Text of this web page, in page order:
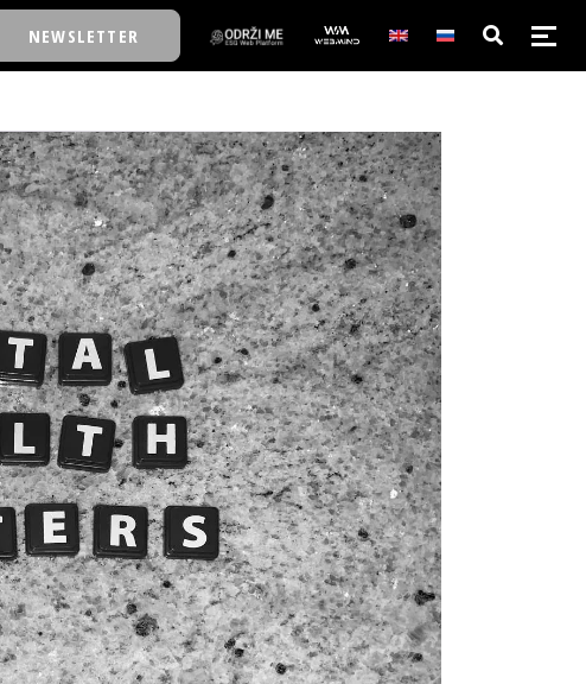
SCHOOL
LIGA
NEWSLETTER
SCHOOL
LIGA